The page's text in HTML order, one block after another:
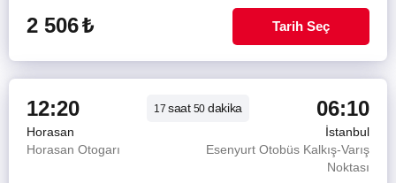
2 506₺ Tarih Seç
12:20 17saat50 dakika 06:10
Horasan
İstanbul
Horasan Otogarı
Esenyurt Otobüs Kalkış-Varış
Noktası